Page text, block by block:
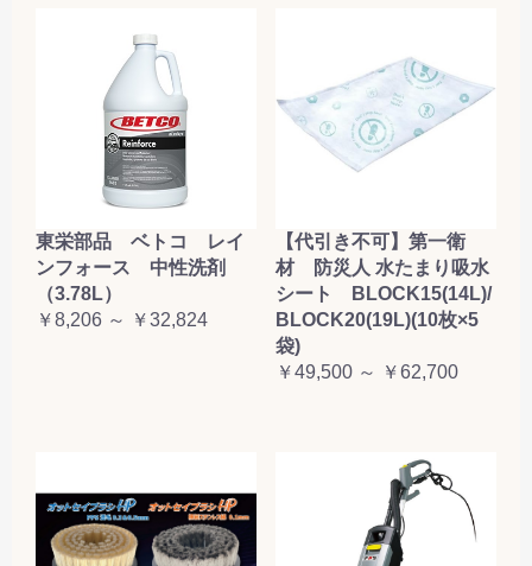
東栄部品 ベトコ レイ
ンフォース 中性洗剤
（3.78L）
￥8,206 ～ ￥32,824
【代引き不可】第一衛
材 防災人 水たまり吸水
シート BLOCK15(14L)/
BLOCK20(19L)(10枚×5
袋)
￥49,500 ～ ￥62,700